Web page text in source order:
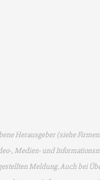
Herausgeber (siehe
, Medien- und
Meldung. Auch bei